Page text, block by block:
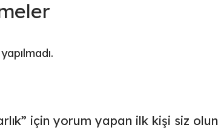
için yorum yapan ilk kişi siz olun